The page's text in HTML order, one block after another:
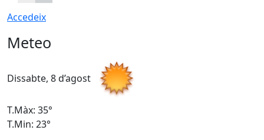
Accedeix
Meteo
Dissabte, 8 d’agost
T.Màx: 35°
T.Min: 23°